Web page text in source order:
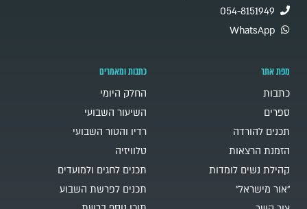
054-8151949
WhatsApp
מפת אתר
כתבות
ספרים
תכנים להורדה
הזמנת הרצאות
קהילת נשים לומדות
"אור מישראל"
כתבות ומאמרים
החלק היומי
השיעור השבועי
רדיו והטור השבועי
טלוויזיה
תכנים לחגים ולמועדים
תכנים לפרשת השבוע